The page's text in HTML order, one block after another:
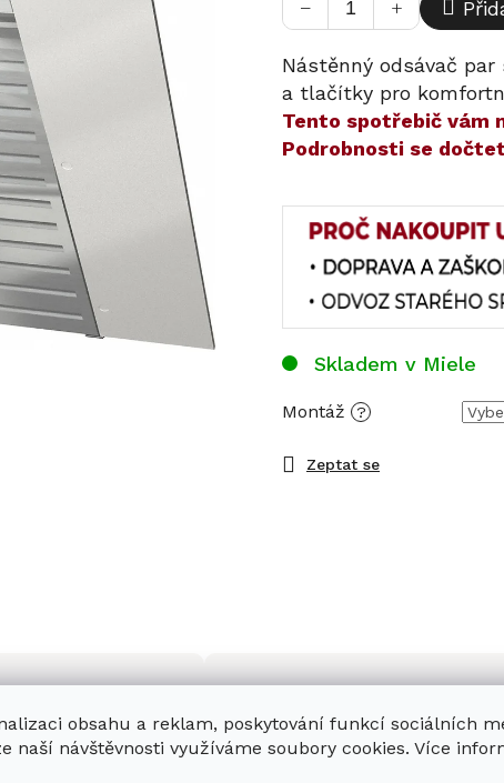
obsahu a reklam, poskytování funkcí sociálních
naší návštěvnosti využíváme soubory cookies. Více
Montáž ?
+
−
Nástěnný odsávač
a tlačítky pro
​​Tento spotřebič vám
Podrobnosti se
Zeptat se
Skladem v Miele